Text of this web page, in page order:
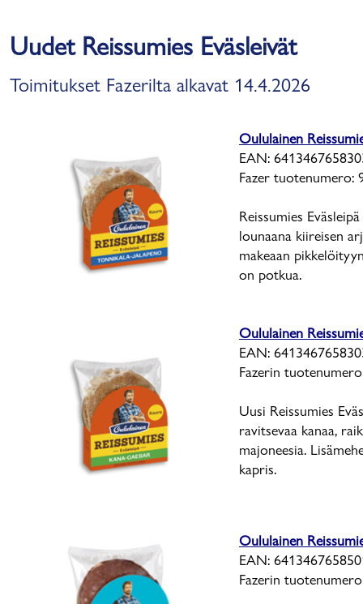
Uudet Reissumies Eväsleivät
Toimitukset Fazerilta alkavat 14.4.2026
Oululainen
EAN:
Fazer tuotenumero:
Reissumies
lounaana kiireisen
makeaan
on potkua.
Oululainen
EAN:
Fazerin
Uusi Reissumies
ravitsevaa kanaa,
majoneesia.
kapris.
Oululainen
EAN:
Fazerin